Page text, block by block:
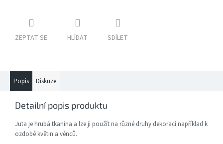
ZEPTAT SE HLÍDAT SDÍLET
Popis Diskuze
Detailní popis produktu
Juta je hrubá tkanina a lze ji použít na různé druhy dekorací například k
ozdobě květin a věnců.